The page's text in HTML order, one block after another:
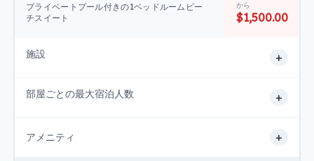
プライベートプール付きの1ベッドルームビー
チスイート
から
$1,500.00
施設 +
部屋ごとの最大宿泊人数 +
アメニティ +